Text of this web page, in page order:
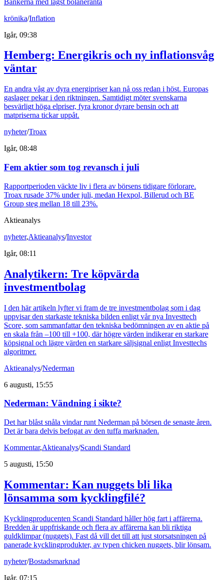
krönika/Inflation
Igår, 09:38
Hemberg: Energikris och ny inflationsvåg
väntar
En andra våg av dyra energipriser kan nå oss redan i höst. Europas
gaslager pekar i den riktningen. Samtidigt möter svenskarna
besvärligt höga elpriser, fyra kronor dyrare bensin och att
matpriserna tickar uppåt.
nyheter/Troax
Igår, 08:48
Fem aktier som tog revansch i juli
Rapportperioden väckte liv i flera av börsens tidigare förlorare.
Troax rusade 37% under juli, medan Hexpol, Billerud och BE
Group steg mellan 18 till 23%.
Aktieanalys
nyheter,Aktieanalys/Investor
Igår, 08:11
Analytikern: Tre köpvärda
investmentbolag
I den här artikeln lyfter vi fram de tre investmentbolag som i dag
uppvisar den starkaste tekniska bilden enligt vår nya Investtech
Score, som sammanfattar den tekniska bedömningen av en aktie på
en skala från –100 till +100, där högre värden indikerar en starkare
köpsignal och lägre värden en starkare säljsignal enligt Investtechs
algoritmer.
Aktieanalys/Nederman
6 augusti, 15:55
Nederman: Vändning i sikte?
Det har blåst snåla vindar runt Nederman på börsen de senaste åren.
Det är bara delvis befogat av den tuffa marknaden.
Kommentar,Aktieanalys/Scandi Standard
5 augusti, 15:50
Kommentar: Kan nuggets bli lika
lönsamma som kycklingfilé?
Kycklingproducenten Scandi Standard håller hög fart i affärerna.
Bredden är uppfriskande och flera av affärerna kan bli riktiga
guldklimpar (nuggets). Fast då vill det till att just storsatsningen på
panerade kycklingprodukter, av typen chicken nuggets, blir lönsam.
nyheter/Bostadsmarknad
Igår, 07:15